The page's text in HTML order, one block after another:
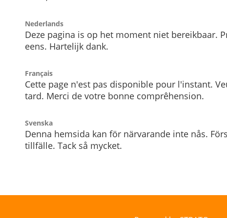
Nederlands
Deze pagina is op het moment niet bereikbaar.
eens. Hartelijk dank.
Français
Cette page n'est pas disponible pour l'instant.
tard. Merci de votre bonne comprêhension.
Svenska
Denna hemsida kan för närvarande inte nås.
tillfälle. Tack så mycket.